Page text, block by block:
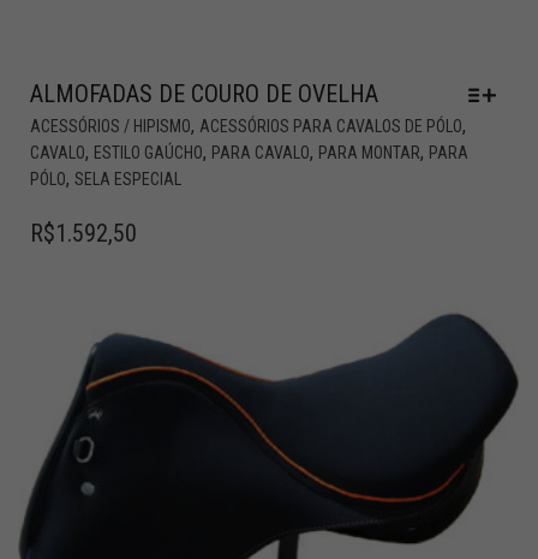
ALMOFADAS DE COURO DE OVELHA
ACESSÓRIOS / HIPISMO, ACESSÓRIOS PARA CAVALOS DE PÓLO,
CAVALO, ESTILO GAÚCHO, PARA CAVALO, PARA MONTAR, PARA
PÓLO, SELA ESPECIAL
R$1.592,50